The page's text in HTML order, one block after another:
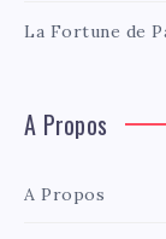
La Fortune de
A Propos
A Propos